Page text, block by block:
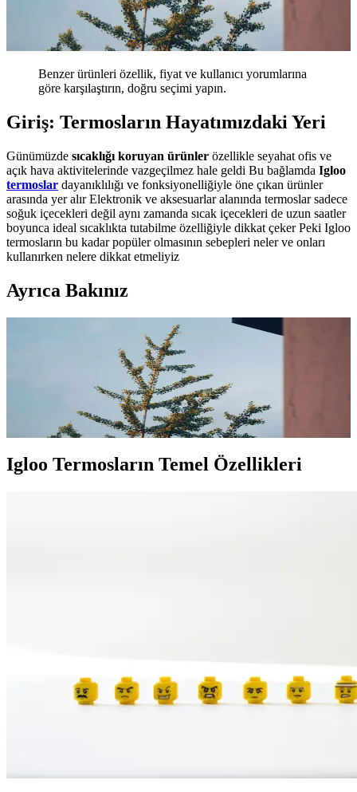
Benzer ürünleri özellik, fiyat ve kullanıcı yorumlarına
göre karşılaştırın, doğru seçimi yapın.
Giriş: Termosların Hayatımızdaki Yeri
Günümüzde sıcaklığı koruyan ürünler özellikle seyahat ofis ve
açık hava aktivitelerinde vazgeçilmez hale geldi Bu bağlamda Igloo
termoslar dayanıklılığı ve fonksiyonelliğiyle öne çıkan ürünler
arasında yer alır Elektronik ve aksesuarlar alanında termoslar sadece
soğuk içecekleri değil aynı zamanda sıcak içecekleri de uzun saatler
boyunca ideal sıcaklıkta tutabilme özelliğiyle dikkat çeker Peki Igloo
termosların bu kadar popüler olmasının sebepleri neler ve onları
kullanırken nelere dikkat etmeliyiz
Ayrıca Bakınız
Igloo Termoslar: Yüksek İzolasyon ve
Dayanıklılığıyla Günlük Hayatta Pratik Kullanım
Igloo termoslar, yüksek izolasyon ve dayanıklılığıyla günlük
yaşamda sıcak ve soğuk içecekleri uzun süre korur, kullanımı kolay
ve ekonomik bir tercihtir.
Igloo Termosların Temel Özellikleri